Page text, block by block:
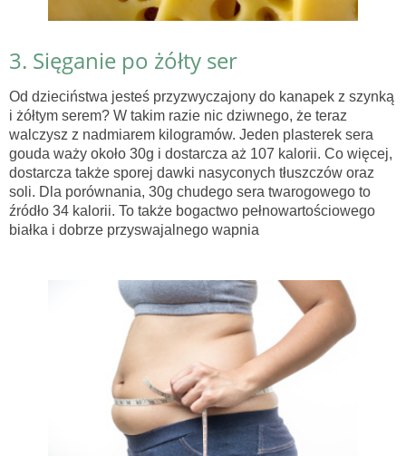
3. Sięganie po żółty ser
Od dzieciństwa jesteś przyzwyczajony do kanapek z szynką
i żółtym serem? W takim razie nic dziwnego, że teraz
walczysz z nadmiarem kilogramów. Jeden plasterek sera
gouda waży około 30g i dostarcza aż 107 kalorii. Co więcej,
dostarcza także sporej dawki nasyconych tłuszczów oraz
soli. Dla porównania, 30g chudego sera twarogowego to
źródło 34 kalorii. To także bogactwo pełnowartościowego
białka i dobrze przyswajalnego wapnia